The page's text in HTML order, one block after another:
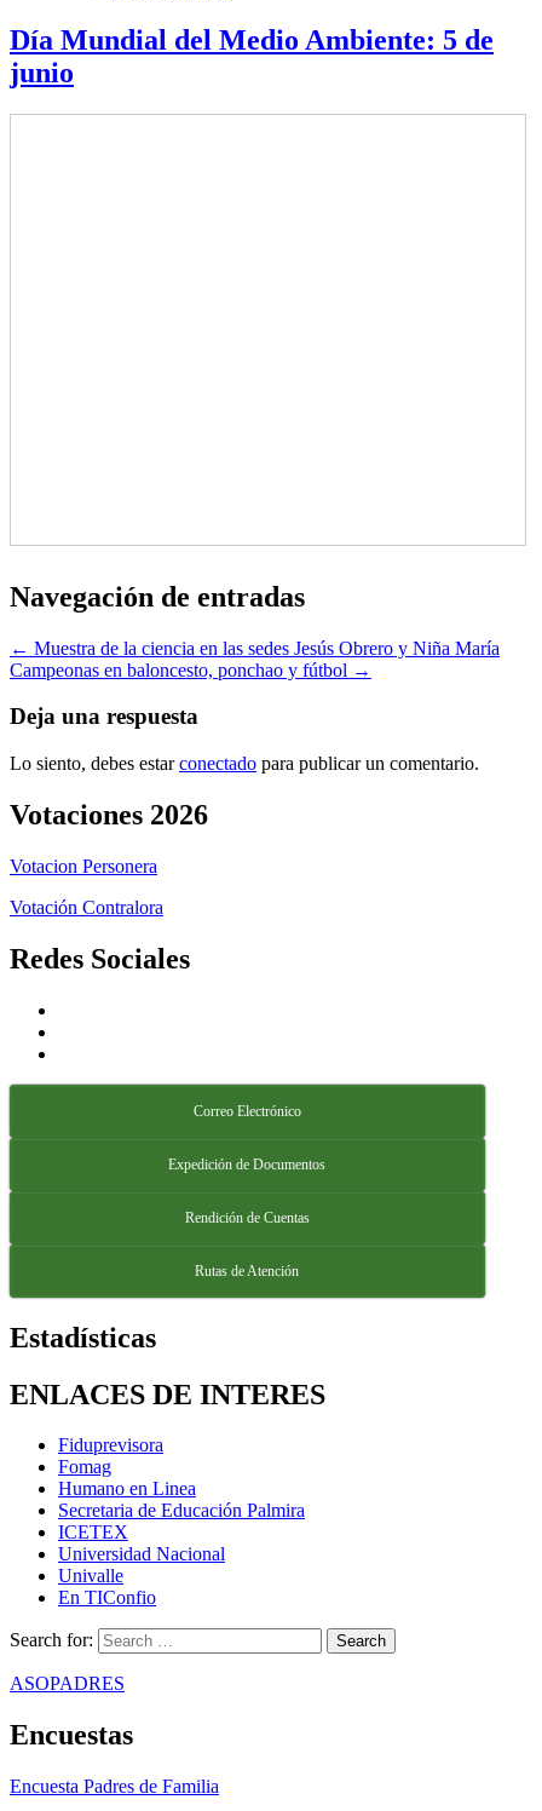
Día Mundial del Medio Ambiente: 5 de
Navegación de entradas
Campeonas en baloncesto, ponchao y fútbol‏ →
Deja una respuesta
Lo siento, debes estarconectado para publicar un comentario.
Votaciones 2026
Votacion Personera
Votación Contralora
Redes Sociales
Correo Electrónico
Expedición de Documentos
Rendición de Cuentas
Rutas de Atención
Estadísticas
ENLACES DE INTERES
Fiduprevisora
Fomag
Humano en Linea
Secretaria de Educación Palmira
ICETEX
Universidad Nacional
Univalle
En TIConfio
Search for:
ASOPADRES
Encuestas
Encuesta Padres de Familia